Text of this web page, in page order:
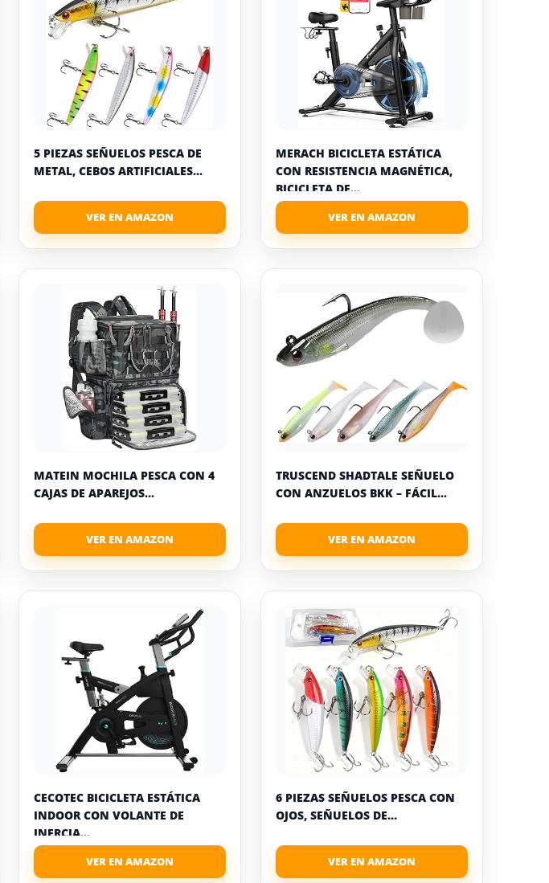
5 PIEZAS SEÑUELOS PESCA DE
METAL, CEBOS ARTIFICIALES...
MERACH BICICLETA ESTÁTICA
CON RESISTENCIA MAGNÉTICA,
BICICLETA DE...
MATEIN MOCHILA PESCA CON 4
CAJAS DE APAREJOS...
TRUSCEND SHADTALE SEÑUELO
CON ANZUELOS BKK – FÁCIL...
CECOTEC BICICLETA ESTÁTICA
INDOOR CON VOLANTE DE
INERCIA...
6 PIEZAS SEÑUELOS PESCA CON
OJOS, SEÑUELOS DE...